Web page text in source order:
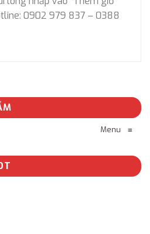
0902 979 837 – 0388
Menu ≡